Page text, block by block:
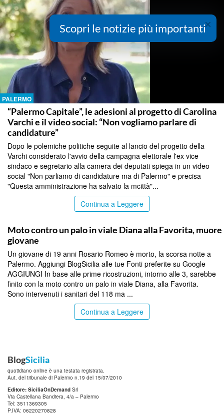
PALERMO
“Palermo Capitale”, le adesioni al progetto di Carolina
Varchi e il video social: “Non vogliamo parlare di
candidature”
Dopo le polemiche politiche seguite al lancio del progetto della
Varchi considerato l'avvio della campagna elettorale l'ex vice
sindaco e segretario alla camera dei deputati spiega in un video
social "Non parliamo di candidature ma di Palermo" e precisa
"Questa amministrazione ha salvato la mcittà"...
Continua a Leggere
Moto contro un palo in viale Diana alla Favorita, muore
giovane
Un giovane di 19 anni Rosario Romeo è morto, la scorsa notte a
Palermo. Aggiungi BlogSicilia alle tue Fonti preferite su Google
AGGIUNGI In base alle prime ricostruzioni, intorno alle 3, sarebbe
finito con la moto contro un palo in viale Diana, alla Favorita.
Sono intervenuti i sanitari del 118 ma ...
Continua a Leggere
BlogSicilia
quotidiano online è una testata registrata.
Aut. del tribunale di Palermo n.19 del 15/07/2010
Editore: SiciliaOnDemand Srl
Via Castellana Bandiera, 4/a – Palermo
Tel: 3511369305
P.IVA: 06220270828
×
Scopri le notizie più importanti